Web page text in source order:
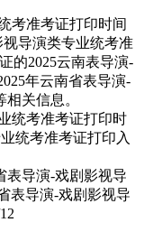
考准考证打印时间
视导演类专业统考准
的2025云南表导演-
年云南省表导演-
关信息。
表导演-戏剧影视导
表导演-戏剧影视导